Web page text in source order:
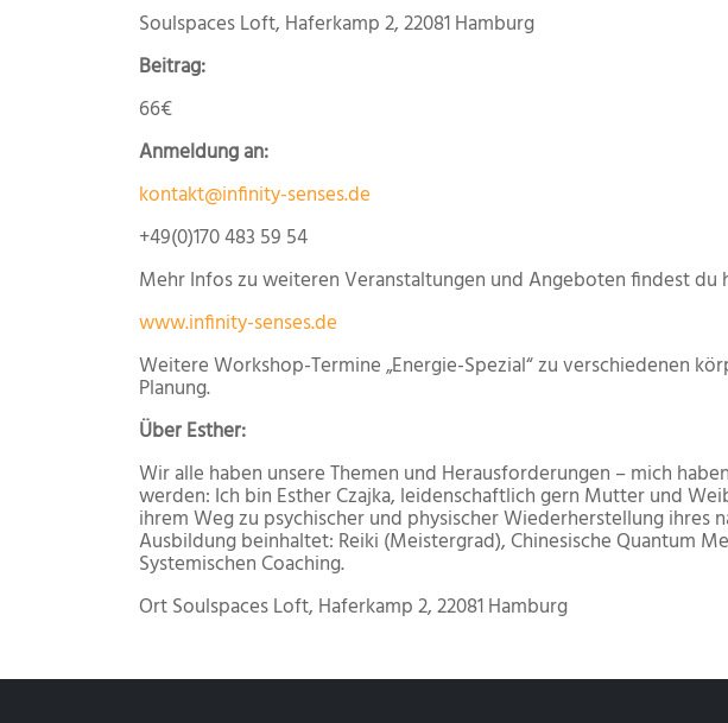
Soulspaces Loft, Haferkamp 2, 22081 Hamburg
​​Beitrag:
66€
​​Anmeldung an:
kontakt@infinity-senses.de
+49(0)170 483 59 54
Mehr Infos zu weiteren Veranstaltungen und Angeboten findest du
www.infinity-senses.de
Weitere Workshop-Termine „Energie-Spezial“ zu verschiedenen
Planung.
​​Über Esther:
Wir alle haben unsere Themen und Herausforderungen – mich
werden: Ich bin Esther Czajka, leidenschaftlich gern Mutter und
ihrem Weg zu psychischer und physischer Wiederherstellung
Ausbildung beinhaltet: Reiki (Meistergrad), Chinesische Quantum
Systemischen Coaching.
OrtSoulspaces Loft, Haferkamp 2, 22081 Hamburg